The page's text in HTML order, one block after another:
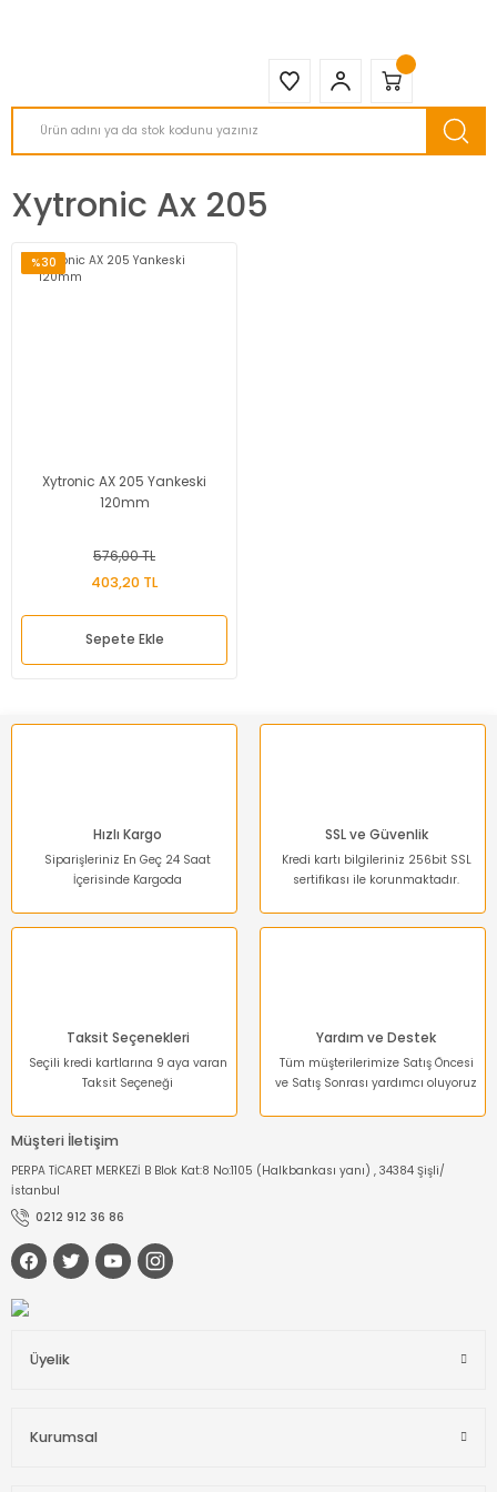
Xytronic Ax 205
%30
Xytronic AX 205 Yankeski
120mm
576,00 TL
403,20 TL
Sepete Ekle
Hızlı Kargo
Siparişleriniz En Geç 24 Saat
İçerisinde Kargoda
SSL ve Güvenlik
Kredi kartı bilgileriniz 256bit SSL
sertifikası ile korunmaktadır.
Taksit Seçenekleri
Seçili kredi kartlarına 9 aya varan
Taksit Seçeneği
Yardım ve Destek
Tüm müşterilerimize Satış Öncesi
ve Satış Sonrası yardımcı oluyoruz
Müşteri İletişim
PERPA TİCARET MERKEZİ B Blok Kat:8 No:1105 (Halkbankası yanı) , 34384 Şişli/
İstanbul
0212 912 36 86
Üyelik
Kurumsal